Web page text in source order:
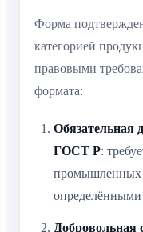
Форма
категорией
правовыми
формата:
Обязательная
ГОСТ Р:
промышленных
определёнными
Добровольная